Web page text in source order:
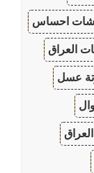
شات احساس
العراق
عسل